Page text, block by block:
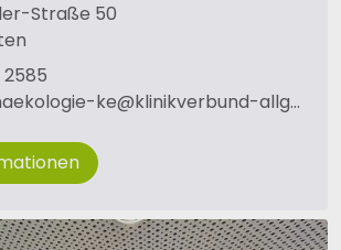
Straße 50
2585
ke@klinikverbund-allgaeu